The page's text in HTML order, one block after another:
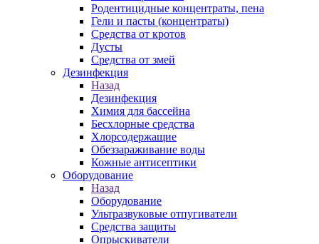
Родентицидные концентраты, пена
Гели и пасты (концентраты)
Средства от кротов
Дусты
Средства от змей
Дезинфекция
Назад
Дезинфекция
Химия для бассейна
Бесхлорные средства
Хлорсодержащие
Обеззараживание воды
Кожные антисептики
Оборудование
Назад
Оборудование
Ультразвуковые отпугиватели
Средства защиты
Опрыскиватели